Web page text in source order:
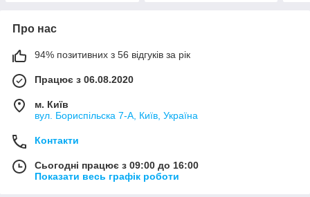
Про нас
94% позитивних з 56 відгуків за рік
Працює з 06.08.2020
м. Київ
вул. Бориспільска 7-А, Київ, Україна
Контакти
Сьогодні працює з 09:00 до 16:00
Показати весь графік роботи